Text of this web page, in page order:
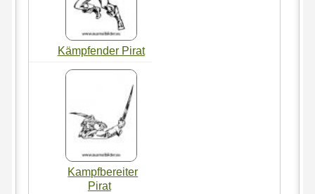
Kämpfender Pirat
Kampfbereiter
Pirat